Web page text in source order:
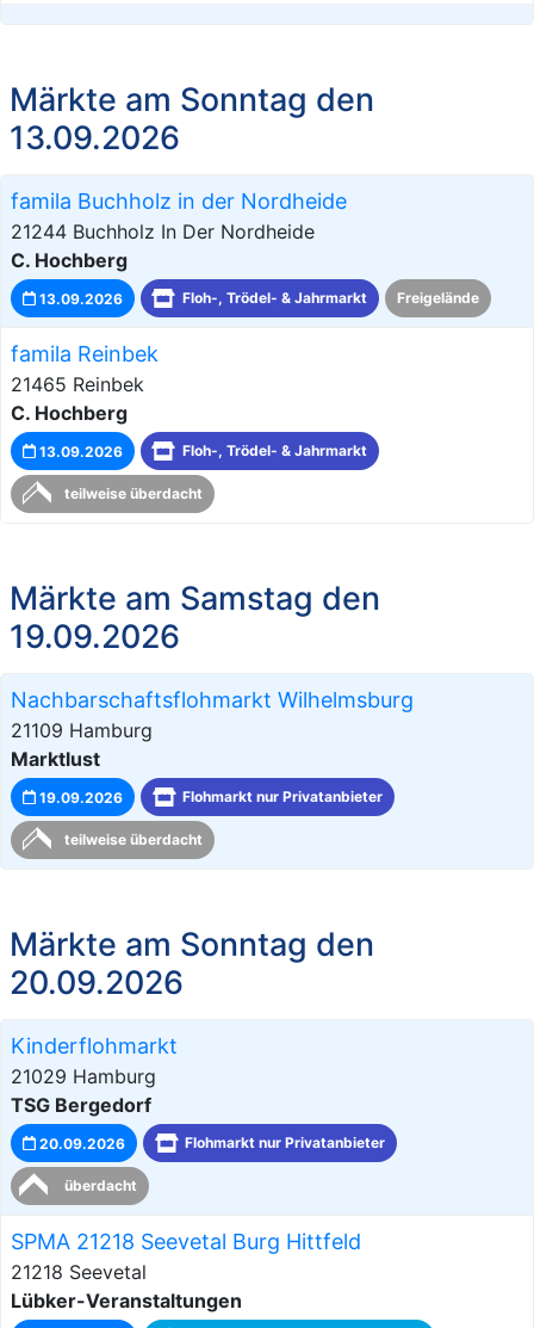
Märkte am Sonntag den
13.09.2026
famila Buchholz in der Nordheide
21244 Buchholz In Der Nordheide
C. Hochberg
13.09.2026 Floh-, Trödel- & Jahrmarkt Freigelände
famila Reinbek
21465 Reinbek
C. Hochberg
13.09.2026 Floh-, Trödel- & Jahrmarkt
teilweise überdacht
Märkte am Samstag den
19.09.2026
Nachbarschaftsflohmarkt Wilhelmsburg
21109 Hamburg
Marktlust
19.09.2026 Flohmarkt nur Privatanbieter
teilweise überdacht
Märkte am Sonntag den
20.09.2026
Kinderflohmarkt
21029 Hamburg
TSG Bergedorf
20.09.2026 Flohmarkt nur Privatanbieter
überdacht
SPMA 21218 Seevetal Burg Hittfeld
21218 Seevetal
Lübker-Veranstaltungen